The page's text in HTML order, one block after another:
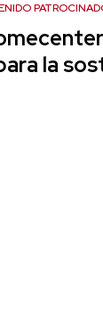
la